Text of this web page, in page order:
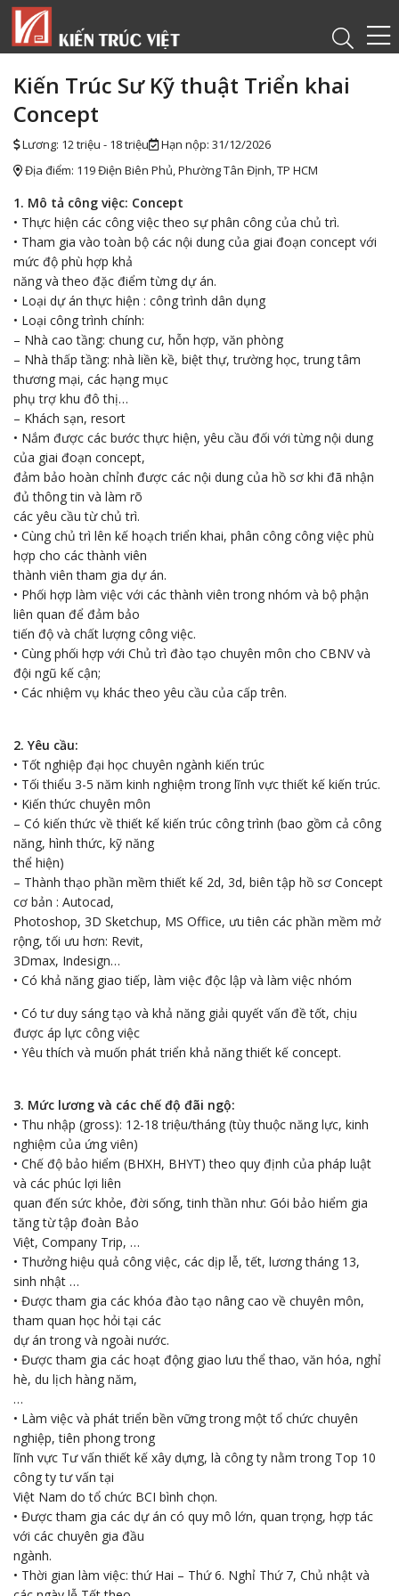
Kiến Trúc Sư Kỹ thuật Triển khai
Concept
Lương: 12 triệu - 18 triệu
Hạn nộp: 31/12/2026
Địa điểm: 119 Điện Biên Phủ, Phường Tân Định, TP HCM
1. Mô tả công việc: Concept
• Thực hiện các công việc theo sự phân công của chủ trì.
• Tham gia vào toàn bộ các nội dung của giai đoạn concept với
mức độ phù hợp khả
năng và theo đặc điểm từng dự án.
• Loại dự án thực hiện : công trình dân dụng
• Loại công trình chính:
– Nhà cao tầng: chung cư, hỗn hợp, văn phòng
– Nhà thấp tầng: nhà liền kề, biệt thự, trường học, trung tâm
thương mại, các hạng mục
phụ trợ khu đô thị…
– Khách sạn, resort
• Nắm được các bước thực hiện, yêu cầu đối với từng nội dung
của giai đoạn concept,
đảm bảo hoàn chỉnh được các nội dung của hồ sơ khi đã nhận
đủ thông tin và làm rõ
các yêu cầu từ chủ trì.
• Cùng chủ trì lên kế hoạch triển khai, phân công công việc phù
hợp cho các thành viên
thành viên tham gia dự án.
• Phối hợp làm việc với các thành viên trong nhóm và bộ phận
liên quan để đảm bảo
tiến độ và chất lượng công việc.
• Cùng phối hợp với Chủ trì đào tạo chuyên môn cho CBNV và
đội ngũ kế cận;
• Các nhiệm vụ khác theo yêu cầu của cấp trên.
2. Yêu cầu:
• Tốt nghiệp đại học chuyên ngành kiến trúc
• Tối thiểu 3-5 năm kinh nghiệm trong lĩnh vực thiết kế kiến trúc.
• Kiến thức chuyên môn
– Có kiến thức về thiết kế kiến trúc công trình (bao gồm cả công
năng, hình thức, kỹ năng
thể hiện)
– Thành thạo phần mềm thiết kế 2d, 3d, biên tập hồ sơ Concept
cơ bản : Autocad,
Photoshop, 3D Sketchup, MS Office, ưu tiên các phần mềm mở
rộng, tối ưu hơn: Revit,
3Dmax, Indesign…
• Có khả năng giao tiếp, làm việc độc lập và làm việc nhóm
• Có tư duy sáng tạo và khả năng giải quyết vấn đề tốt, chịu
được áp lực công việc
• Yêu thích và muốn phát triển khả năng thiết kế concept.
3. Mức lương và các chế độ đãi ngộ:
• Thu nhập (gross): 12-18 triệu/tháng (tùy thuộc năng lực, kinh
nghiệm của ứng viên)
• Chế độ bảo hiểm (BHXH, BHYT) theo quy định của pháp luật
và các phúc lợi liên
quan đến sức khỏe, đời sống, tinh thần như: Gói bảo hiểm gia
tăng từ tập đoàn Bảo
Việt, Company Trip, …
• Thưởng hiệu quả công việc, các dịp lễ, tết, lương tháng 13,
sinh nhật …
• Được tham gia các khóa đào tạo nâng cao về chuyên môn,
tham quan học hỏi tại các
dự án trong và ngoài nước.
• Được tham gia các hoạt động giao lưu thể thao, văn hóa, nghỉ
hè, du lịch hàng năm,
…
• Làm việc và phát triển bền vững trong một tổ chức chuyên
nghiệp, tiên phong trong
lĩnh vực Tư vấn thiết kế xây dựng, là công ty nằm trong Top 10
công ty tư vấn tại
Việt Nam do tổ chức BCI bình chọn.
• Được tham gia các dự án có quy mô lớn, quan trọng, hợp tác
với các chuyên gia đầu
ngành.
• Thời gian làm việc: thứ Hai – Thứ 6. Nghỉ Thứ 7, Chủ nhật và